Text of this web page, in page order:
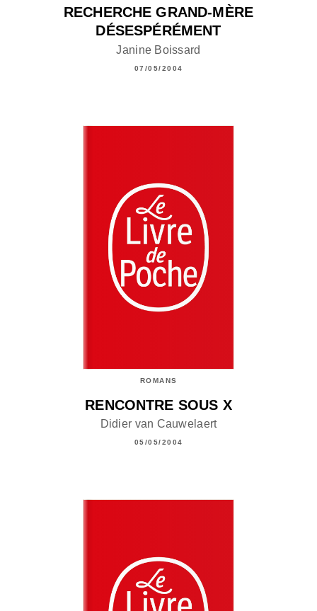
RECHERCHE GRAND-MÈRE
DÉSESPÉRÉMENT
Janine Boissard
07/05/2004
ROMANS
RENCONTRE SOUS X
Didier van Cauwelaert
05/05/2004